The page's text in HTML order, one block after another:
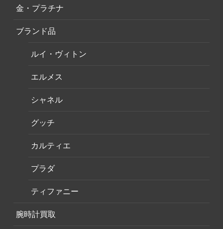
金・プラチナ
ブランド品
ルイ・ヴィトン
エルメス
シャネル
グッチ
カルティエ
プラダ
ティファニー
腕時計買取